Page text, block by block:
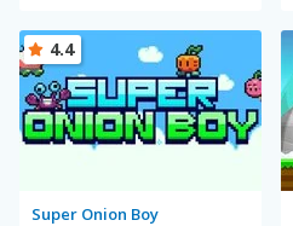
Super Onion Boy
4.4